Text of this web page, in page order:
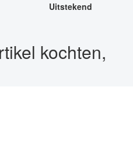
Uitstekend
kochten,